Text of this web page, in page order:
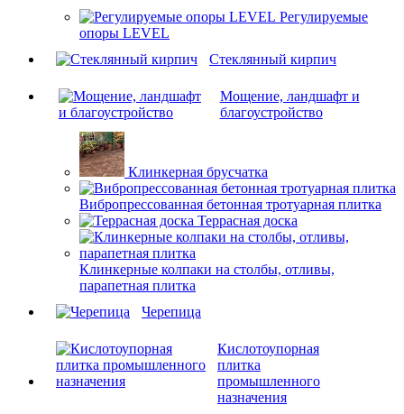
Регулируемые
опоры LEVEL
Cтеклянный кирпич
Мощение, ландшафт и
благоустройство
Клинкерная брусчатка
Вибропрессованная бетонная тротуарная плитка
Террасная доска
Клинкерные колпаки на столбы, отливы,
парапетная плитка
Черепица
Кислотоупорная
плитка
промышленного
назначения